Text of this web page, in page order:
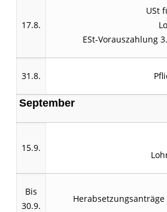
17.8.
USt
ESt-Vorauszahlung
31.8.
September
15.9.
Bis
30.9.